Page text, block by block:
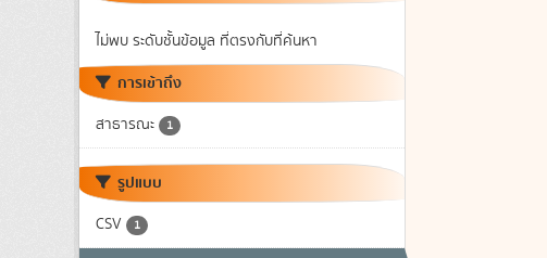
ไม่พบ ระดับชั้นข้อมูล ที่ตรงกับที่ค้นหา
การเข้าถึง
สาธารณะ 1
รูปแบบ
CSV 1